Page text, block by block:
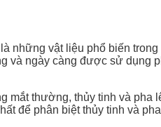
những vật liệu phổ biến
và ngày càng được sử dụng
mắt thường, thủy tinh và
để phân biệt thủy tinh và